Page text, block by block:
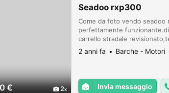
€ 2
Seadoo rxp300
Come da foto vendo seadoo
perfettamente
carrello stradale
ancora.cortesemente solo
secondo cor...
2 anni fa Barche - Motori
Invia messaggio